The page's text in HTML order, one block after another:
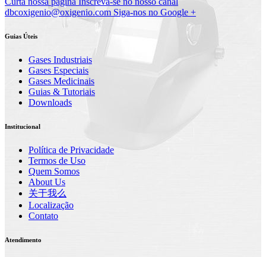
dbcoxigenio@oxigenio.com Siga-nos no Google +
Guias Úteis
Gases Industriais
Gases Especiais
Gases Medicinais
Guias & Tutoriais
Downloads
Institucional
Política de Privacidade
Termos de Uso
Quem Somos
About Us
关于我么
Localização
Contato
Atendimento